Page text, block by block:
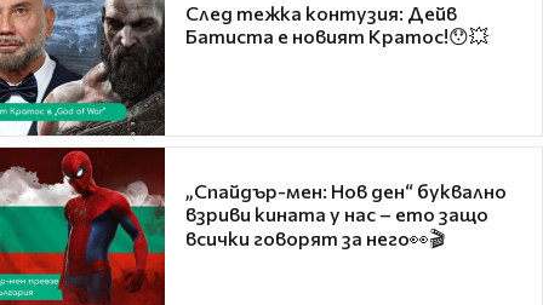
След тежка контузия: Дейв
Батиста е новият Кратос!😯💥
„Спайдър-мен: Нов ден“ буквално
взриви кината у нас – ето защо
всички говорят за него👀🎬